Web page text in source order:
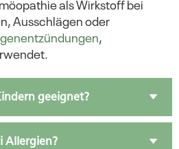
als Wirkstoff bei
Ausschlägen oder
,
geeignet?
Allergien?